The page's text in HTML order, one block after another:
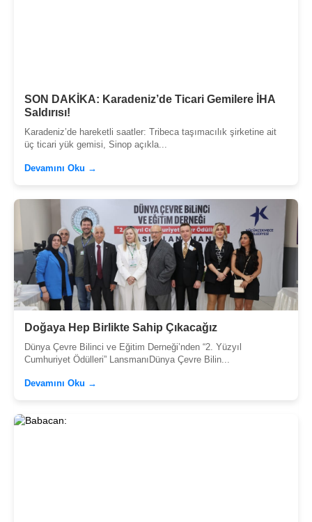
SON DAKİKA: Karadeniz’de Ticari Gemilere İHA
Saldırısı!
Karadeniz’de hareketli saatler: Tribeca taşımacılık şirketine ait
üç ticari yük gemisi, Sinop açıkla...
Devamını Oku →
Doğaya Hep Birlikte Sahip Çıkacağız
Dünya Çevre Bilinci ve Eğitim Derneği’nden “2. Yüzyıl
Cumhuriyet Ödülleri” LansmanıDünya Çevre Bilin...
Devamını Oku →